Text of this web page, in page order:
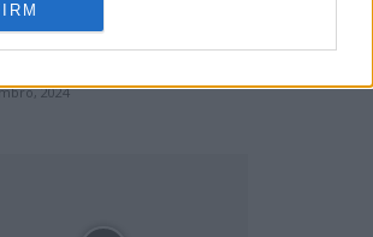
| EFC joga em casa para
2024